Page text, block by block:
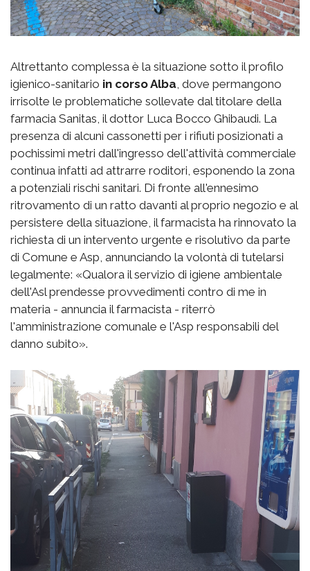
Altrettanto complessa è la situazione sotto il profilo
igienico-sanitario in corso Alba , dove permangono
irrisolte le problematiche sollevate dal titolare della
farmacia Sanitas, il dottor Luca Bocco Ghibaudi. La
presenza di alcuni cassonetti per i rifiuti posizionati a
pochissimi metri dall'ingresso dell'attività commerciale
continua infatti ad attrarre roditori, esponendo la zona
a potenziali rischi sanitari. Di fronte all'ennesimo
ritrovamento di un ratto davanti al proprio negozio e al
persistere della situazione, il farmacista ha rinnovato la
richiesta di un intervento urgente e risolutivo da parte
di Comune e Asp, annunciando la volontà di tutelarsi
legalmente: «Qualora il servizio di igiene ambientale
dell'Asl prendesse provvedimenti contro di me in
materia - annuncia il farmacista - riterrò
l'amministrazione comunale e l'Asp responsabili del
danno subito».